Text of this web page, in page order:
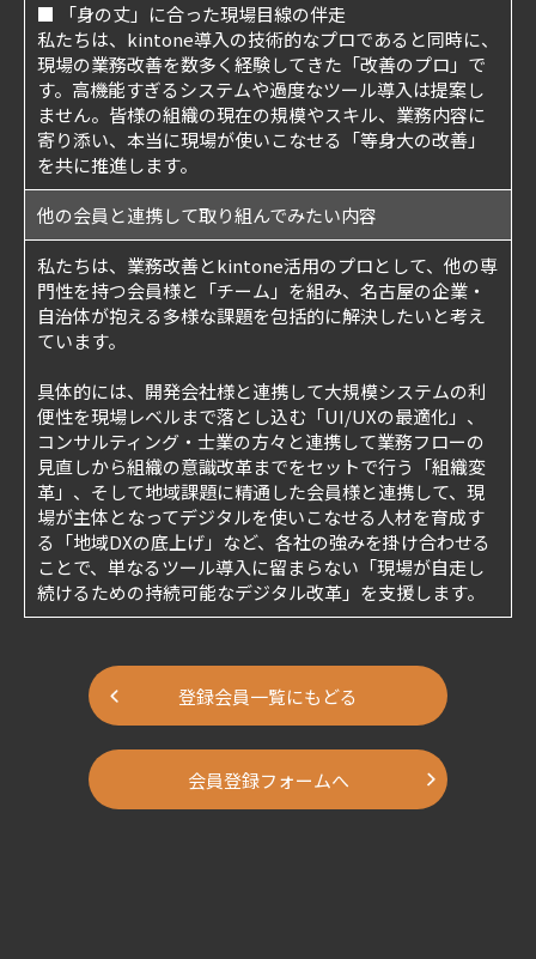
■ 「身の丈」に合った現場目線の伴走
私たちは、kintone導入の技術的なプロであると同時に、
現場の業務改善を数多く経験してきた「改善のプロ」で
す。高機能すぎるシステムや過度なツール導入は提案し
ません。皆様の組織の現在の規模やスキル、業務内容に
寄り添い、本当に現場が使いこなせる「等身大の改善」
を共に推進します。
他の会員と連携して取り組んでみたい内容
私たちは、業務改善とkintone活用のプロとして、他の専
門性を持つ会員様と「チーム」を組み、名古屋の企業・
自治体が抱える多様な課題を包括的に解決したいと考え
ています。
具体的には、開発会社様と連携して大規模システムの利
便性を現場レベルまで落とし込む「UI/UXの最適化」、
コンサルティング・士業の方々と連携して業務フローの
見直しから組織の意識改革までをセットで行う「組織変
革」、そして地域課題に精通した会員様と連携して、現
場が主体となってデジタルを使いこなせる人材を育成す
る「地域DXの底上げ」など、各社の強みを掛け合わせる
ことで、単なるツール導入に留まらない「現場が自走し
続けるための持続可能なデジタル改革」を支援します。
登録会員一覧にもどる
会員登録フォームへ